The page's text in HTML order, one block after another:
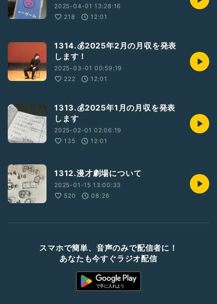
2025-04-01 13:28:16
218
12:01
1314.💰2025年2月の月収を発表
します！
2025-03-01 00:59:19
222
12:01
1313.💰2025年1月の月収を発表
します
2025-02-01 02:06:19
135
12:01
1312.漫才劇場について
2025-01-15 13:00:33
520
08:26
スマホで簡単、音声のみで配信者に！
あなたも今すぐラジオ配信